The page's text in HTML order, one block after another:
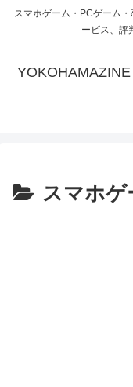
スマホゲーム・PCゲーム
ービス、評
スマホゲ